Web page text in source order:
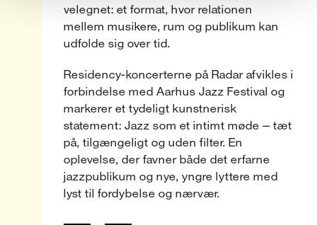
velegnet: et format, hvor relationen
mellem musikere, rum og publikum kan
udfolde sig over tid.
Residency-koncerterne på Radar afvikles i
forbindelse med Aarhus Jazz Festival og
markerer et tydeligt kunstnerisk
statement: Jazz som et intimt møde – tæt
på, tilgængeligt og uden filter. En
oplevelse, der favner både det erfarne
jazzpublikum og nye, yngre lyttere med
lyst til fordybelse og nærvær.